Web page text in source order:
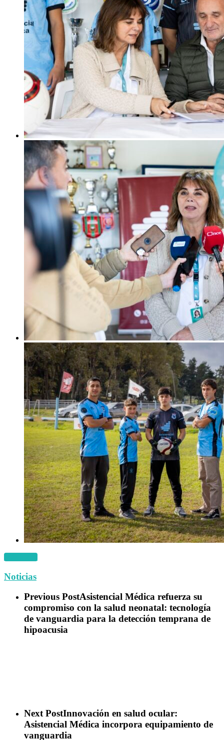
Más fotos!
Noticias
Previous PostAsistencial Médica refuerza su
compromiso con la salud neonatal: tecnología
de vanguardia para la detección temprana de
hipoacusia
Next PostInnovación en salud ocular:
Asistencial Médica incorpora equipamiento de
vanguardia